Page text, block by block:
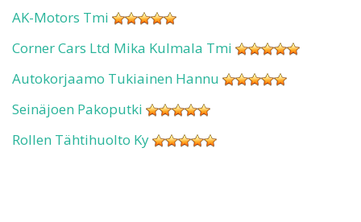
AK-Motors Tmi
Corner Cars Ltd Mika Kulmala Tmi
Autokorjaamo Tukiainen Hannu
Seinäjoen Pakoputki
Rollen Tähtihuolto Ky